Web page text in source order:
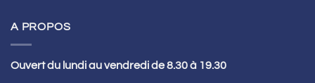
A PROPOS
Ouvert du lundi au vendredi de 8.30 à 19.30